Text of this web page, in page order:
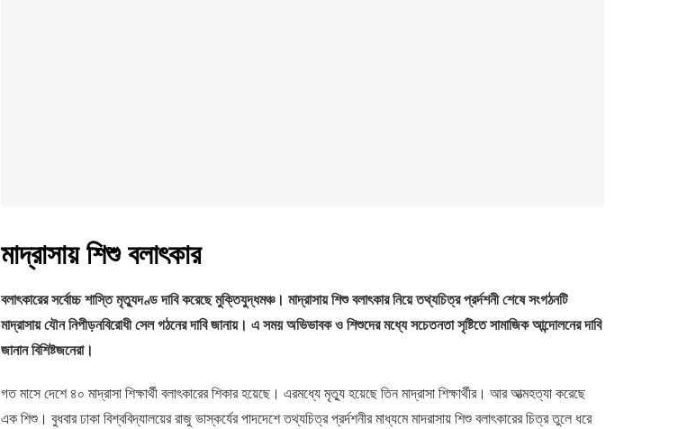
মাদ্রাসায় শিশু বলাৎকার
বলাৎকারের সর্বোচ্চ শাস্তি মৃত্যুদণ্ড দাবি করেছে মুক্তিযুদ্ধমঞ্চ। মাদ্রাসায় শিশু বলাৎকার নিয়ে তথ্যচিত্র প্রর্দশনী শেষে সংগঠনটি
মাদ্রাসায় যৌন নিপীড়নবিরোধী সেল গঠনের দাবি জানায়। এ সময় অভিভাবক ও শিশুদের মধ্যে সচেতনতা সৃষ্টিতে সামাজিক আন্দোলনের দাবি
জানান বিশিষ্টজনেরা।
গত মাসে দেশে ৪০ মাদ্রাসা শিক্ষার্থী বলাৎকারের শিকার হয়েছে। এরমধ্যে মৃত্যু হয়েছে তিন মাদ্রাসা শিক্ষার্থীর। আর আত্মহত্যা করেছে
এক শিশু। বুধবার ঢাকা বিশ্ববিদ্যালয়ের রাজু ভাস্কর্যের পাদদেশে তথ্যচিত্র প্রর্দশনীর মাধ্যমে মাদরাসায় শিশু বলাৎকারের চিত্র তুলে ধরে